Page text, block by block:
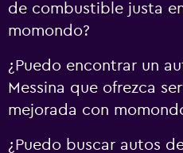
de combustible justa
momondo?
¿Puedo encontrar un
Messina que ofrezca
mejorada con
¿Puedo buscar autos